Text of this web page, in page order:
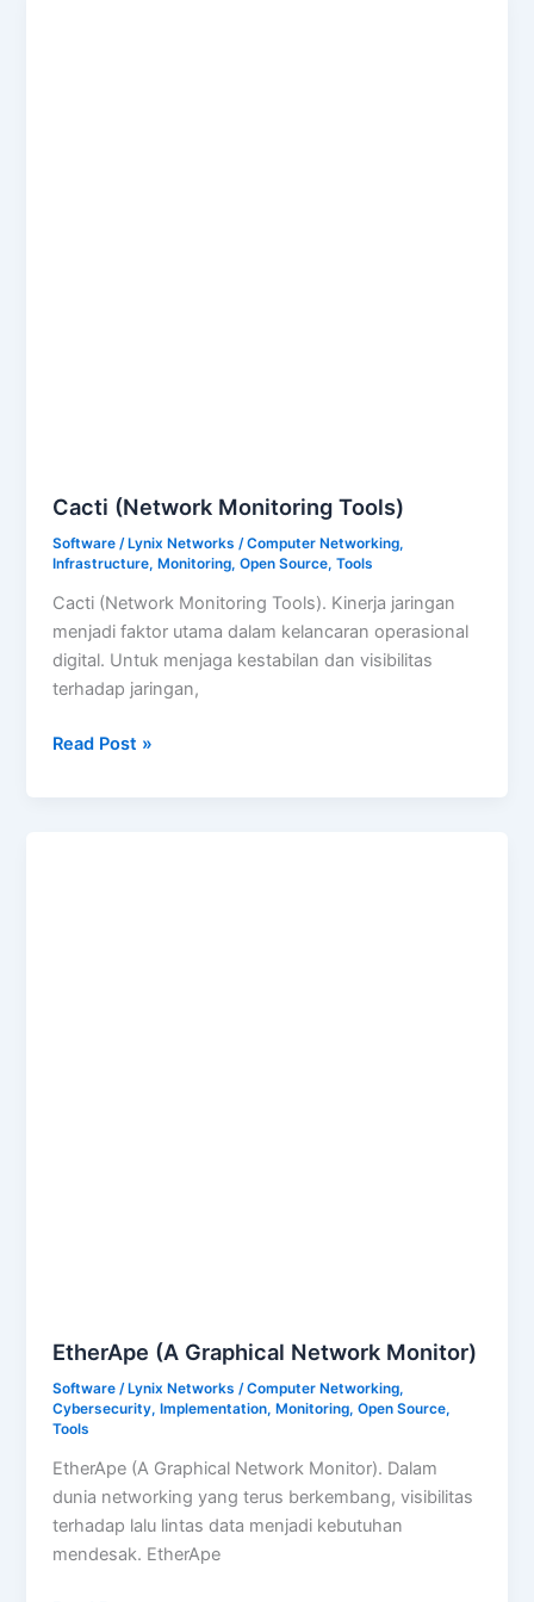
Cacti (Network Monitoring Tools)
Software /Lynix Networks/Computer Networking,
Infrastructure,Monitoring,Open Source,Tools
Cacti (Network Monitoring Tools). Kinerja jaringan
menjadi faktor utama dalam kelancaran operasional
digital. Untuk menjaga kestabilan dan visibilitas
terhadap jaringan,
Cacti
Read Post »
EtherApe (A Graphical Network Monitor)
Software / Lynix Networks/Computer Networking,
Cybersecurity, Implementation, Monitoring,Open Source,
Tools
EtherApe (A Graphical Network Monitor). Dalam
dunia networking yang terus berkembang, visibilitas
terhadap lalu lintas data menjadi kebutuhan
mendesak. EtherApe